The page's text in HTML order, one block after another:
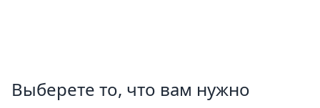
Выберете то, что вам нужно